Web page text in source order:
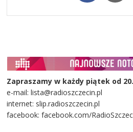
Zapraszamy w każdy piątek od
e-mail: lista@radioszczecin.pl
internet: slip.radioszczecin.pl
facebook: facebook.com/